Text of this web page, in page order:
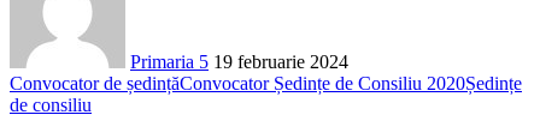
Primaria 5 19 februarie 2024
Convocator de ședințăConvocator Ședințe de Consiliu 2020Ședințe
de consiliu